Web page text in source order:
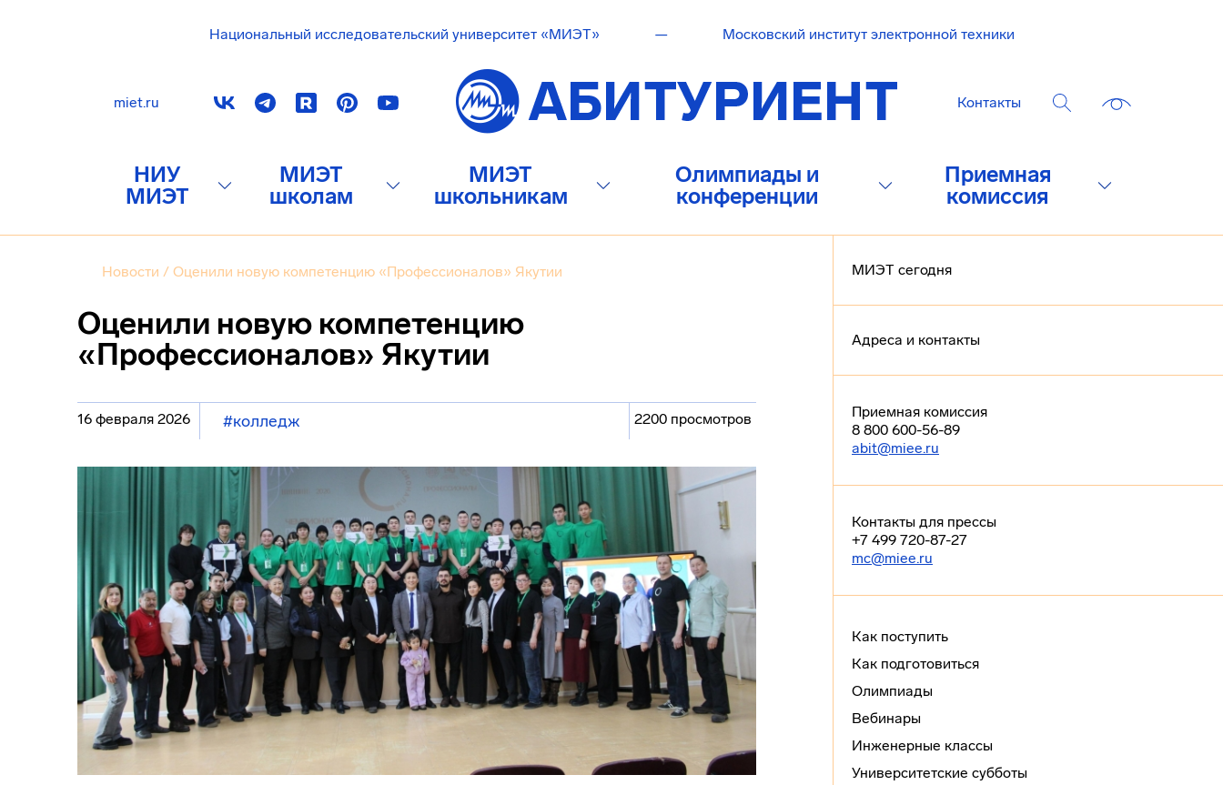
Национальный исследовательский университет «МИЭТ» — Московский институт электронной техники
miet.ru Контакты
НИУ
МИЭТ
МИЭТ
школам
МИЭТ
школьникам
Олимпиады и
конференции
Приемная
комиссия
Новости / Оценили новую компетенцию «Профессионалов» Якутии
Оценили новую компетенцию
«Профессионалов» Якутии
16 февраля 2026 #колледж 2200 просмотров
МИЭТ сегодня
Адреса и контакты
Приемная комиссия
8 800 600-56-89
abit@miee.ru
Контакты для прессы
+7 499 720-87-27
mc@miee.ru
Как поступить
Как подготовиться
Олимпиады
Вебинары
Инженерные классы
Университетские субботы